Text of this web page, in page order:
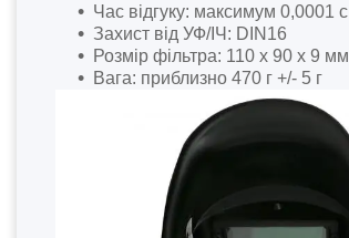
Час відгуку: максимум 0,0001 с
Захист від УФ/ІЧ: DIN16
Розмір фільтра: 110 x 90 x 9 мм
Вага: приблизно 470 г +/- 5 г